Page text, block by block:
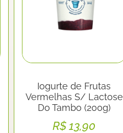
Iogurte de Frutas
Vermelhas S/ Lactose
Do Tambo (200g)
R$13,90